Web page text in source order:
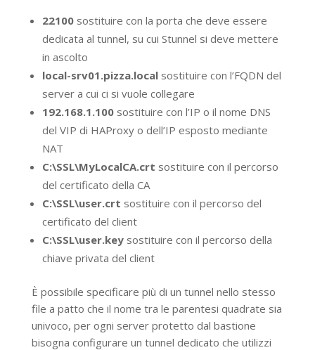
22100sostituire con la porta che deve essere
dedicata al tunnel, su cui Stunnel si deve mettere
in ascolto
local-srv01.pizza.localsostituire con l’FQDN del
server a cui ci si vuole collegare
192.168.1.100sostituire con l’IP o il nome DNS
del VIP di HAProxy o dell’IP esposto mediante
NAT
C:\SSL\MyLocalCA.crt sostituire con il percorso
del certificato della CA
C:\SSL\user.crt sostituire con il percorso del
certificato del client
C:\SSL\user.keysostituire con il percorso della
chiave privata del client
È possibile specificare più di un tunnel nello stesso
file a patto che il nome tra le parentesi quadrate sia
univoco, per ogni server protetto dal bastione
bisogna configurare un tunnel dedicato che utilizzi